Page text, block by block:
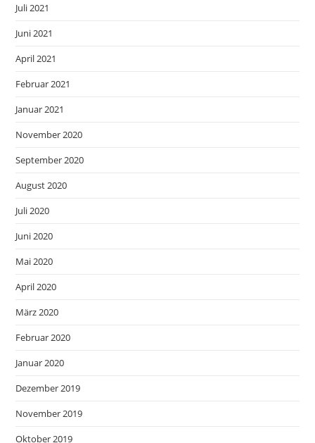
Juli 2021
Juni 2021
April 2021
Februar 2021
Januar 2021
November 2020
September 2020
August 2020
Juli 2020
Juni 2020
Mai 2020
April 2020
März 2020
Februar 2020
Januar 2020
Dezember 2019
November 2019
Oktober 2019